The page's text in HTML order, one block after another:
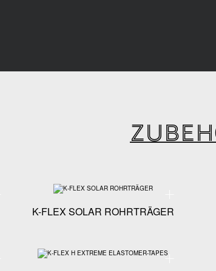
Technische Spezifikationen - K-FLEX K-MASTIK
K-FLEX SOLAR ROHRTRÄGER
Technische
Technische Spezifikationen - K-FLEX BEFESTIGUNGSWERKZEUGTechnische